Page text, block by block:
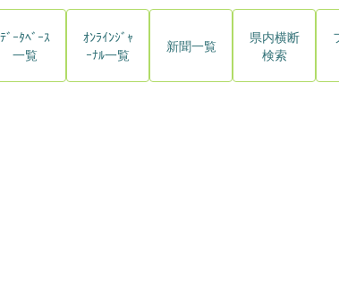
ﾃﾞｰﾀﾍﾞｰｽ
一覧
ｵﾝﾗｲﾝｼﾞｬ
ｰﾅﾙ一覧
新聞一覧
県内横断
検索